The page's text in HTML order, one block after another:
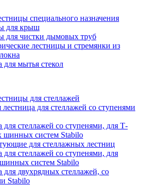
специального назначения
для крыш
для чистки дымовых труб
лестницы и стремянки из
для мытья стекол
для стеллажей
лестница для стеллажей со ступенями
для стеллажей со ступенями, для Т-
шинных систем Stabilo
для стеллажных лестниц
для стеллажей со ступенями, для
систем Stabilo
для двухрядных стеллажей, со
Stabilo